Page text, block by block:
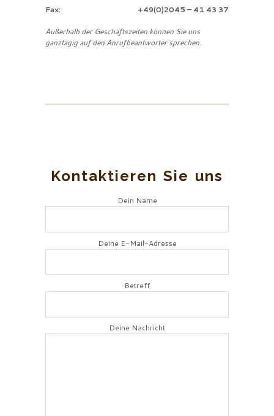
Fax: +49(0)2045 – 41 43 37
Außerhalb der Geschäftszeiten können Sie uns
ganztägig auf den Anrufbeantworter sprechen.
Kontaktieren Sie uns
Dein Name
Deine E-Mail-Adresse
Betreff
Deine Nachricht